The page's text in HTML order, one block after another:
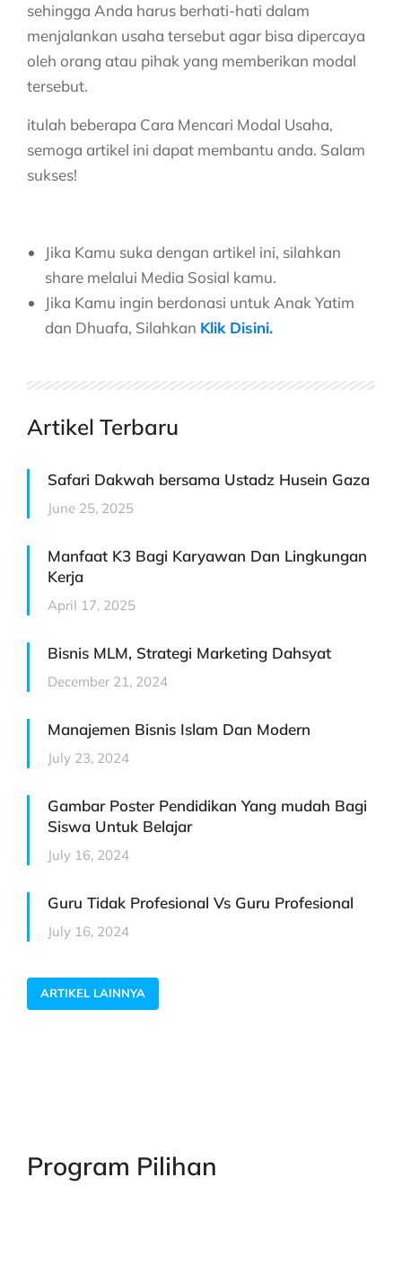
sehingga Anda harus berhati-hati dalam
menjalankan usaha tersebut agar bisa dipercaya
oleh orang atau pihak yang memberikan modal
tersebut.
itulah beberapa Cara Mencari Modal Usaha,
semoga artikel ini dapat membantu anda. Salam
sukses!
Jika Kamu suka dengan artikel ini, silahkan
share melalui Media Sosial kamu.
Jika Kamu ingin berdonasi untuk Anak Yatim
dan Dhuafa, Silahkan Klik Disini.
Artikel Terbaru
Safari Dakwah bersama Ustadz Husein Gaza
June 25, 2025
Manfaat K3 Bagi Karyawan Dan Lingkungan
Kerja
April 17, 2025
Bisnis MLM, Strategi Marketing Dahsyat
December 21, 2024
Manajemen Bisnis Islam Dan Modern
July 23, 2024
Gambar Poster Pendidikan Yang mudah Bagi
Siswa Untuk Belajar
July 16, 2024
Guru Tidak Profesional Vs Guru Profesional
July 16, 2024
ARTIKEL LAINNYA
Program Pilihan